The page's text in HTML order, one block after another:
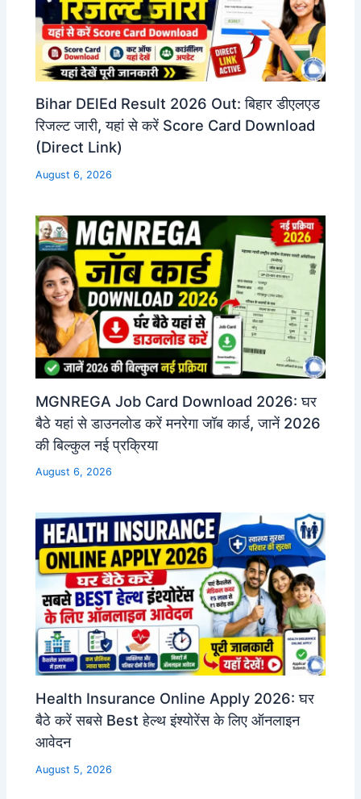
Bihar DElEd Result 2026 Out: बिहार डीएलएड
रिजल्ट जारी, यहां से करें Score Card Download
(Direct Link)
August 6, 2026
MGNREGA Job Card Download 2026: घर
बैठे यहां से डाउनलोड करें मनरेगा जॉब कार्ड, जानें 2026
की बिल्कुल नई प्रक्रिया
August 6, 2026
Health Insurance Online Apply 2026: घर
बैठे करें सबसे Best हेल्थ इंश्योरेंस के लिए ऑनलाइन
आवेदन
August 5, 2026